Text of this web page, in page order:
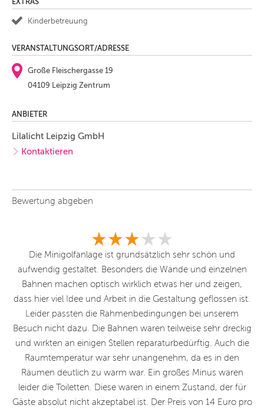
Kinderbetreuung
VERANSTALTUNGSORT/ADRESSE
Große Fleischergasse 19
04109 Leipzig Zentrum
ANBIETER
Lilalicht Leipzig GmbH
Kontaktieren
Bewertung abgeben
Die Minigolfanlage ist grundsätzlich sehr schön und
aufwendig gestaltet. Besonders die Wände und einzelnen
Bahnen machen optisch wirklich etwas her und zeigen,
dass hier viel Idee und Arbeit in die Gestaltung geflossen ist.
Leider passten die Rahmenbedingungen bei unserem
Besuch nicht dazu. Die Bahnen waren teilweise sehr dreckig
und wirkten an einigen Stellen reparaturbedürftig. Auch die
Raumtemperatur war sehr unangenehm, da es in den
Räumen deutlich zu warm war. Ein großes Minus waren
leider die Toiletten. Diese waren in einem Zustand, der für
Gäste absolut nicht akzeptabel ist. Der Preis von 14 Euro pro